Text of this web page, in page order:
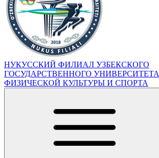
НУКУССКИЙ ФИЛИАЛ УЗБЕКСКОГО
ГОСУДАРСТВЕННОГО УНИВЕРСИТЕТА
ФИЗИЧЕСКОЙ КУЛЬТУРЫ И СПОРТА